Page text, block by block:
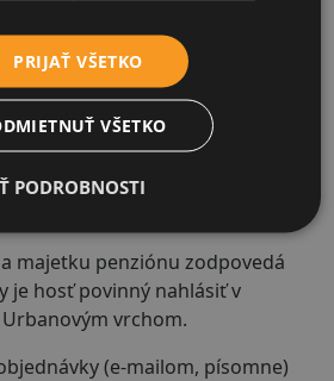
nie je dovolené konzumovať
neboli zakúpené v penzióne.
(psík, mačka) bez poplatku.
hod. je nočný pokoj, ktorý musia
majetku penziónu zodpovedá
je hosť povinný nahlásiť v
vrchom.
(e-mailom, písomne)
PRIJAŤ VŠETKO
VŠETKO
PODROBNOSTI